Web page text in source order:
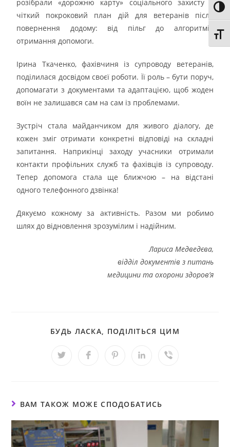
розібрали «дорожню карту» соціального захисту –
чіткий покроковий план дій для ветеранів після
повернення додому: від пільг до алгоритмів
отримання допомоги.
Ірина Ткаченко, фахівчиня із супроводу ветеранів,
поділилася досвідом своєї роботи. Її роль – бути поруч,
допомагати з документами та адаптацією, щоб жоден
воїн не залишався сам на сам із проблемами.
Зустріч стала майданчиком для живого діалогу, де
кожен зміг отримати конкретні відповіді на складні
запитання. Наприкінці заходу учасники отримали
контакти профільних служб та фахівців із супроводу.
Тепер допомога стала ще ближчою – на відстані
одного телефонного дзвінка!
Дякуємо кожному за активність. Разом ми робимо
шлях до відновлення зрозумілим і надійним.
Лариса Медведєва,
відділ документів з питань
медицини та охорони здоров’я
БУДЬ ЛАСКА, ПОДІЛІТЬСЯ ЦИМ
ВАМ ТАКОЖ МОЖЕ СПОДОБАТИСЬ